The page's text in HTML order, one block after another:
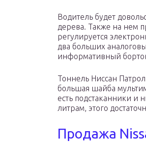
Водитель будет
дерева. Также на нем
регулируется
два больших
информативный
Тоннель Ниссан
большая шайба
есть подстаканники и
литрам, этого
Продажа